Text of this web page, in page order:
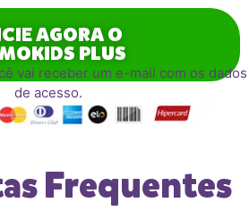
AGORA O
PLUS
vai receber um e-mail com os dados
de acesso.
Frequentes